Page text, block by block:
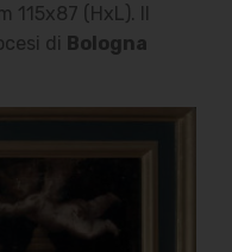
115x87 (HxL). Il
di Bologna